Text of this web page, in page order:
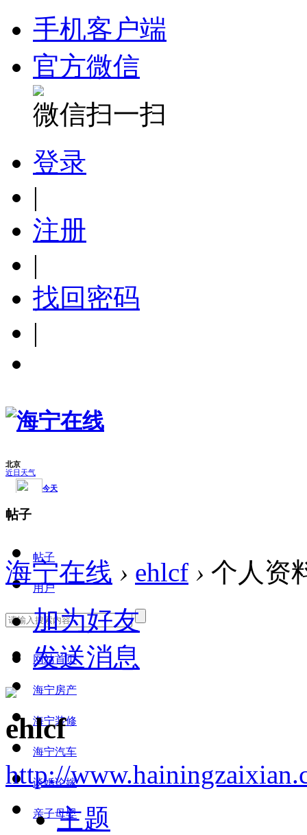
手机客户端
官方微信
微信扫一扫
登录
|
注册
|
找回密码
|
帖子
帖子
用户
网站首页
海宁房产
海宁装修
海宁汽车
谈婚论嫁
亲子母婴
海宁在线 › ehlcf › 个人资
加为好友
发送消息
ehlcf
http://
主题